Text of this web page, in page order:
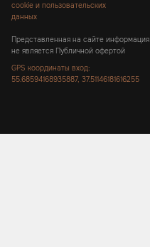
cookie и пользовательских
данных
Представленная на сайте информация
не является Публичной офертой
GPS координаты вход:
55.68594168935887, 37.51146181616255